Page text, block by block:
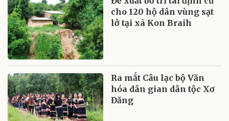
cho 120 hộ dân vùng sạt
lở tại xã Kon Braih
Ra mắt Câu lạc bộ Văn
hóa dân gian dân tộc Xơ
Đăng